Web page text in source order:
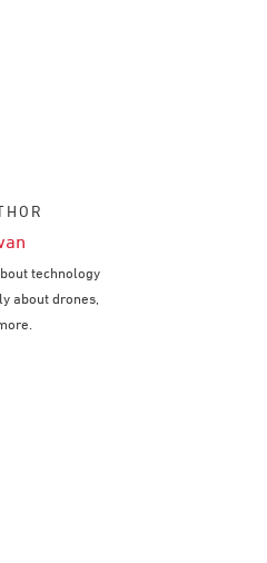
technology
about drones,